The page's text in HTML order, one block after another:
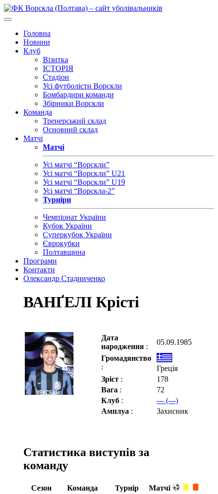
Головна
Новини
Клуб
Візитка
ІСТОРІЯ
Стадіон
Усі футболісти Ворскли
Бомбардири команди
Збірники Ворскли
Команда
Тренерський склад
Основний склад
Матчі
Матчі
Усі матчі “Ворскли”
Усі матчі “Ворскли” U21
Усі матчі “Ворскли” U19
Усі матчі “Ворскла-2”
Турніри
Чемпіонат України
Кубок України
Суперкубок України
Єврокубки
Полтавщина
Програми
Контакти
Олександр Стадниченко
ВАНҐЕЛІ Крісті
Дата
народження :
05.09.1985
Громадянство
:
Греція
Зріст :
178
Вага :
72
Клуб :
--- (---)
Амплуа : Захисник
Статистика виступів за
команду
Сезон Команда Турнір
Матчі